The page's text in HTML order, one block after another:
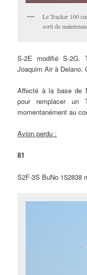
Le Tracker 100
sorti de
S-2E modifié S-2G.
Joaquim Air à Delano.
Affecté à la base de
pour remplacer un
momentanément au
Avion perdu :
81
S2F-3S BuNo 152838